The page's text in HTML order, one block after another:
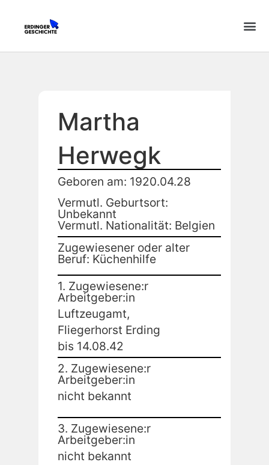
Martha
Herwegk
Geboren am: 1920.04.28
Vermutl. Geburtsort:
Unbekannt
Vermutl. Nationalität: Belgien
Zugewiesener oder alter
Beruf: Küchenhilfe
1. Zugewiesene:r
Arbeitgeber:in
Luftzeugamt,
Fliegerhorst Erding
bis 14.08.42
2. Zugewiesene:r
Arbeitgeber:in
nicht bekannt
3. Zugewiesene:r
Arbeitgeber:in
nicht bekannt